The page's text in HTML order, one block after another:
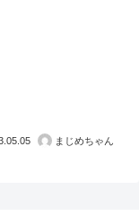
まじめちゃん